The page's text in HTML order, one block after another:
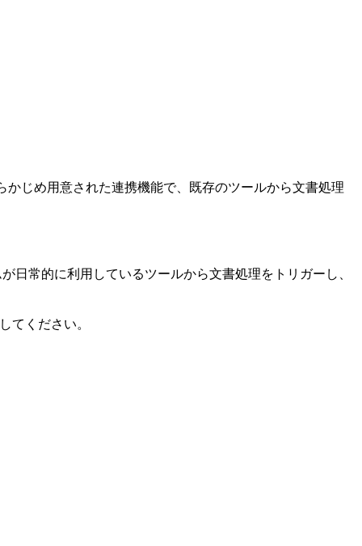
かじめ用意された連携機能で、既存のツールから文書処理
日常的に利用しているツールから文書処理をトリガーし、
てください。